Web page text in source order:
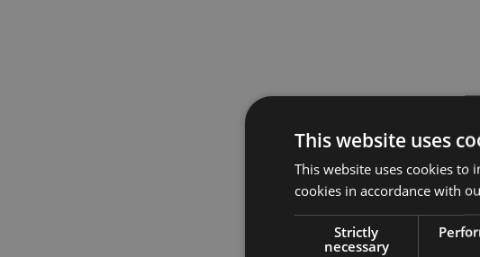
This website uses
This website uses cookies to
cookies in accordance with
Strictly
necessary